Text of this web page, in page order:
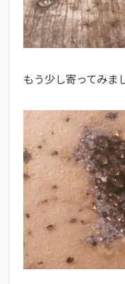
もう少し寄ってみま